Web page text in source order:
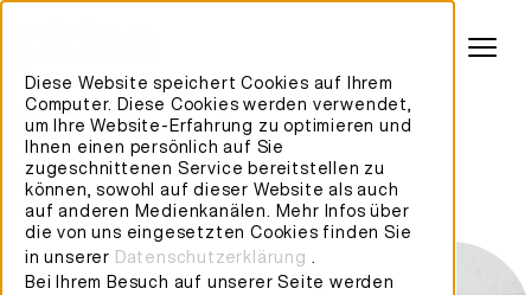
Diese Website speichert Cookies auf Ihrem
Computer. Diese Cookies werden verwendet,
um Ihre Website-Erfahrung zu optimieren und
Ihnen einen persönlich auf Sie
zugeschnittenen Service bereitstellen zu
können, sowohl auf dieser Website als auch
auf anderen Medienkanälen. Mehr Infos über
die von uns eingesetzten Cookies finden Sie
in unserer
Datenschutzerklärung .
Bei Ihrem Besuch auf unserer Seite werden
IT-Field
Support